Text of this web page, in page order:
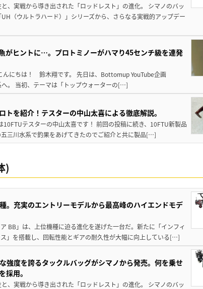
、実戦から導き出された「ロッドレスト」の進化。 シマノのバッ
（ウルトラハード）」シリーズから、さらなる実戦的アップデー
がヒントに…。プロトミノーがハマり45センチ級を連発
んにちは！ 鈴木翔です。 先日は、Bottomup YouTube企画
へ。 当初、テーマは「トップウォーターの[…]
トを紹介！テスターの中山太喜による徹底解説。
テスターの中山太喜です！ 前回の投稿に続き、10FTU新製品
三川水系で釣果をあげてきたのでご紹介と共に製品[…]
)
。充実のエントリーモデルから最高峰のハイエンドモデ
BB」は、上位機種に迫る進化を遂げた一台だ。新たに「インフィ
」を搭載し、回転性能とギアの耐久性が大幅に向上している[…]
強度を誇るタックルバッグがシマノから発売。何を乗せ
採用。
、実戦から導き出された「ロッドレスト」の進化。 シマノのバッ